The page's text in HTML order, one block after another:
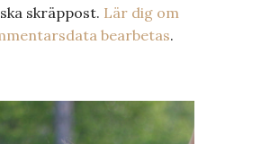
skräppost. Lär dig om
bearbetas.